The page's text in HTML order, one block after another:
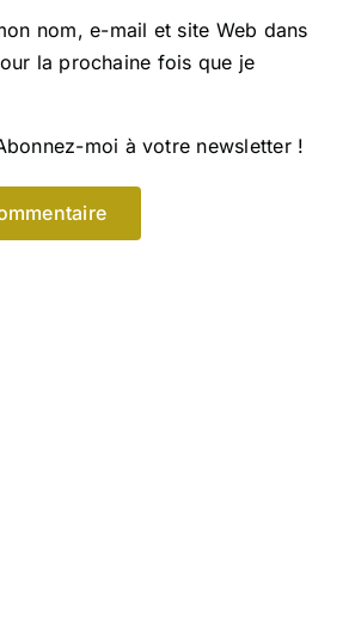
nom, e-mail et site Web dans
la prochaine fois que je
moi à votre newsletter !